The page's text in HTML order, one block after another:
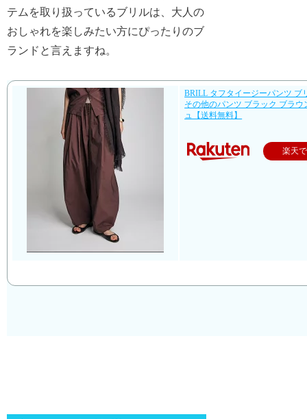
テムを取り扱っているブリルは、大人の
おしゃれを楽しみたい方にぴったりのブ
ランドと言えますね。
BRILL タフタイージーパンツ ブ
その他のパンツ ブラック ブラウ
ュ【送料無料】
楽天